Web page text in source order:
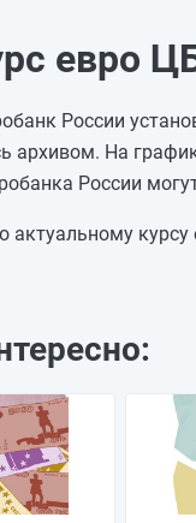
евро
России
архивом. На
России
актуальному